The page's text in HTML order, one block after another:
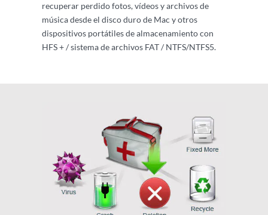
recuperar perdido fotos, vídeos y archivos de
música desde el disco duro de Mac y otros
dispositivos portátiles de almacenamiento con
HFS + / sistema de archivos FAT / NTFS/NTFS5.